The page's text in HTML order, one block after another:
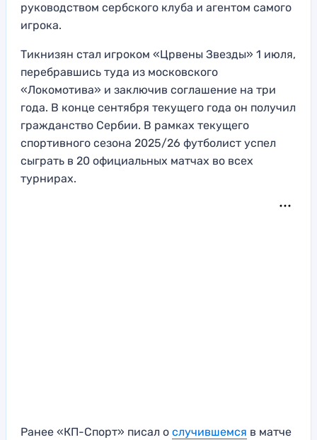
руководством сербского клуба и агентом самого
игрока.
Тикнизян стал игроком «Црвены Звезды» 1 июля,
перебравшись туда из московского
«Локомотива» и заключив соглашение на три
года. В конце сентября текущего года он получил
гражданство Сербии. В рамках текущего
спортивного сезона 2025/26 футболист успел
сыграть в 20 официальных матчах во всех
турнирах.
Ранее «КП-Спорт» писал о случившемся в матче